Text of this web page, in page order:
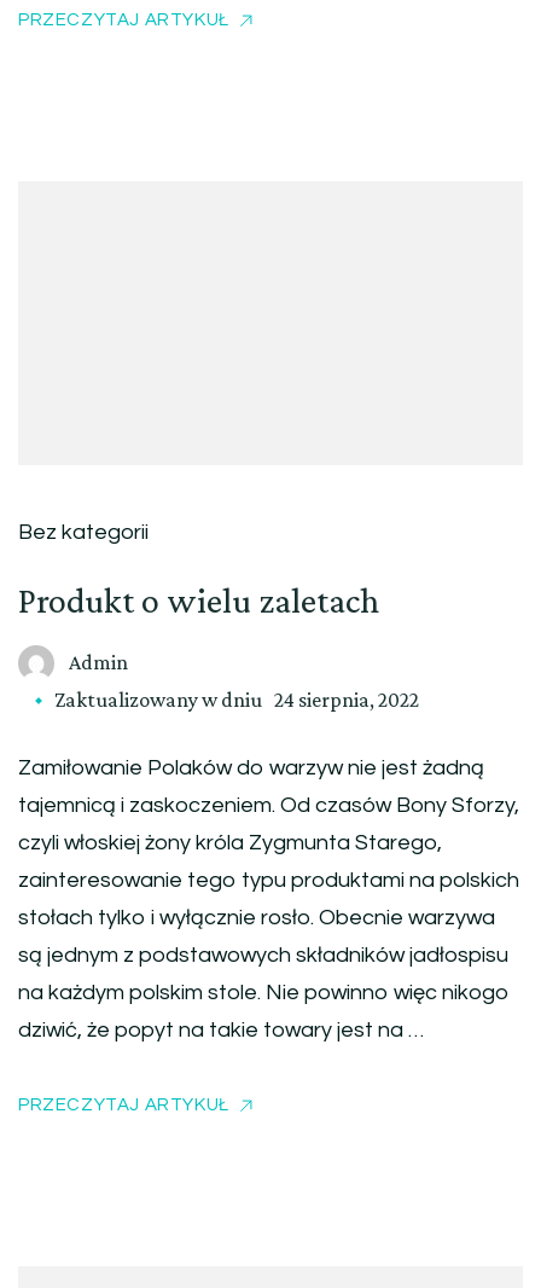
PRZECZYTAJ ARTYKUŁ
Bez kategorii
Produkt o wielu zaletach
Admin
Zaktualizowany w dniu 24 sierpnia, 2022
Zamiłowanie Polaków do warzyw nie jest żadną
tajemnicą i zaskoczeniem. Od czasów Bony Sforzy,
czyli włoskiej żony króla Zygmunta Starego,
zainteresowanie tego typu produktami na polskich
stołach tylko i wyłącznie rosło. Obecnie warzywa
są jednym z podstawowych składników jadłospisu
na każdym polskim stole. Nie powinno więc nikogo
dziwić, że popyt na takie towary jest na …
PRZECZYTAJ ARTYKUŁ